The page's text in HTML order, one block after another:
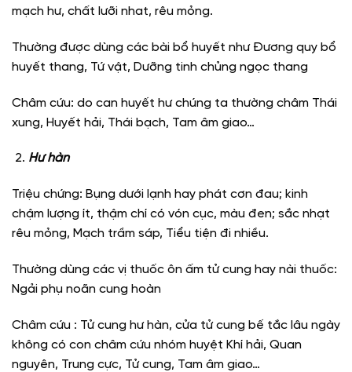
mạch hư, chất lưỡi nhat, rêu mỏng.
Thường được dùng các bài bổ huyết như Đương quy bổ
huyết thang, Tứ vật, Dưỡng tinh chủng ngọc thang
Châm cứu: do can huyết hư chúng ta thường châm Thái
xung, Huyết hải, Thái bạch, Tam âm giao…
Hư hàn
Triệu chứng: Bụng dưới lạnh hay phát cơn đau; kinh
chậm lượng ít, thậm chí có vón cục, màu đen; sắc nhạt
rêu mỏng, Mạch trầm sáp, Tiểu tiện đi nhiều.
Thường dùng các vị thuốc ôn ấm tử cung hay nài thuốc:
Ngải phụ noãn cung hoàn
Châm cứu : Tử cung hư hàn, cửa tử cung bế tắc lâu ngày
không có con châm cứu nhóm huyệt Khí hải, Quan
nguyên, Trung cực, Tử cung, Tam âm giao…